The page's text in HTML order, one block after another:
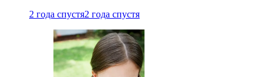
2 года спустя2 года спустя